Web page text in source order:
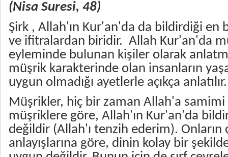
(Nisa Suresi, 48)
Şirk , Allah'ın Kur'an'da da bildirdiği en
ve ifitralardan biridir. Allah Kur'an'da
eyleminde bulunan kişiler olarak
müşrik karakterinde olan insanların
uygun olmadığı ayetlerle açıkça anlatılır.
Müşrikler, hiç bir zaman Allah'a samimi
müşriklere göre, Allah'ın Kur'an'da
değildir (Allah'ı tenzih ederim). Onların
anlayışlarına göre, dinin kolay bir